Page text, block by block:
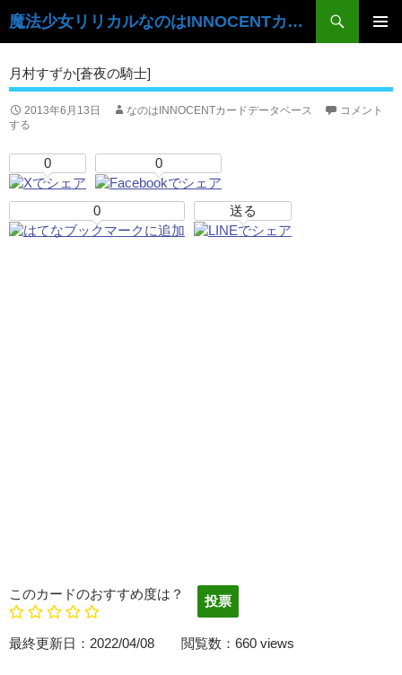
魔法少女リリカルなのはINNOCENTカードデータベース
検
索
イ
ン
テ
ン
ツ
へ
ッ
プ
月村すずか[蒼夜の騎士]
2013年6月13日 なのはINNOCENTカードデータベース
コメント
する
0 0
0 送る
このカードのおすすめ度は？
最終更新日：2022/04/08 閲覧数：660 views